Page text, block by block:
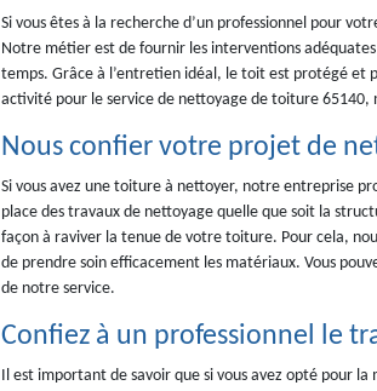
Si vous êtes à la recherche d’un professionnel pour
Notre métier est de fournir les interventions
temps. Grâce à l’entretien idéal, le toit est protégé et
activité pour le service de nettoyage de toiture
Nous confier votre projet de
Si vous avez une toiture à nettoyer, notre entreprise
place des travaux de nettoyage quelle que soit la
façon à raviver la tenue de votre toiture. Pour cela,
de prendre soin efficacement les matériaux. Vous
de notre service.
Confiez à un professionnel le
Il est important de savoir que si vous avez opté pour